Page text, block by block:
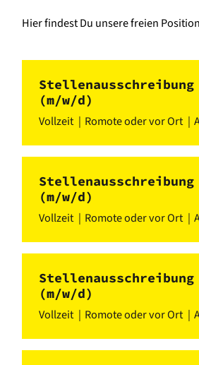
Hier findest Du unsere freien
Stellenausschreibung
(m/w/d)
Vollzeit
Romote oder vor Ort
Stellenausschreibung
(m/w/d)
Vollzeit
Romote oder vor Ort
Stellenausschreibung
(m/w/d)
Vollzeit
Romote oder vor Ort